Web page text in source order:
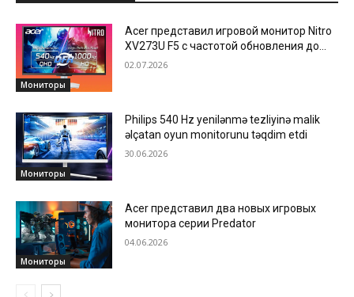
Мониторы
Acer представил игровой монитор Nitro
XV273U F5 с частотой обновления до
1000 Hz
02.07.2026
Мониторы
Philips 540 Hz yenilənmə tezliyinə malik
əlçatan oyun monitorunu təqdim etdi
30.06.2026
Мониторы
Acer представил два новых игровых
монитора серии Predator
04.06.2026